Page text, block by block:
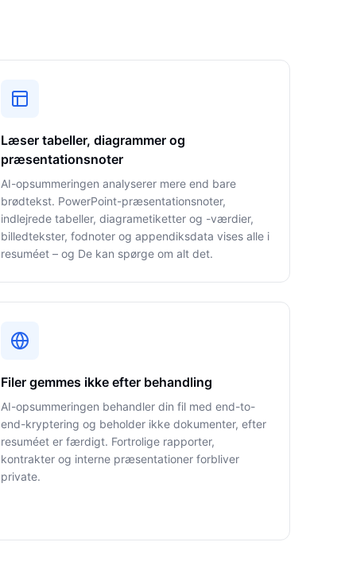
Læser tabeller, diagrammer og
præsentationsnoter
AI-opsummeringen analyserer mere end bare
brødtekst. PowerPoint-præsentationsnoter,
indlejrede tabeller, diagrametiketter og -værdier,
billedtekster, fodnoter og appendiksdata vises alle i
resuméet – og De kan spørge om alt det.
Filer gemmes ikke efter behandling
AI-opsummeringen behandler din fil med end-to-
end-kryptering og beholder ikke dokumenter, efter
resuméet er færdigt. Fortrolige rapporter,
kontrakter og interne præsentationer forbliver
private.